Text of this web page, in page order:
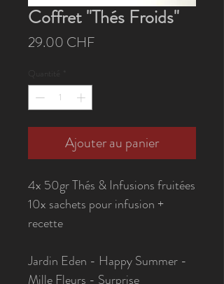
Coffret "Thés Froids"
29.00 CHFPrix
Ajouter au panier
4x 50gr Thés & Infusions fruitées
10x sachets pour infusion +
recette
Jardin Eden - Happy Summer -
Mille Fleurs - Surprise